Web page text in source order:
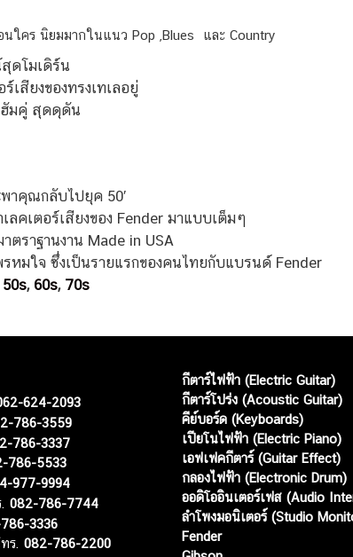
นใคร นิยมมากในแนว Pop ,Blues และ Country
ดโมเดิร์น
เสียงของทรงเทเลอยู่
ฮัมคู่ สุดดุดัน
าคุณกลับไปยุค 50′
ลคเตอร์เสียงของ Fender มาแบบเต็มๆ
ตราฐานงาน Made in USA
หมใจ ซึ่งเป็นรายแรกของคนไทยกับแบรนด์ Fender
50s, 60s, 70s
624-2093
786-3559
786-3337
786-5533
977-9994
.082-786-7744
3336
ทร.082-786-2200
กีตาร์ไฟฟ้า (Electric Guitar)
กีตาร์โปร่ง (Acoustic Guitar)
คีย์บอร์ด (Keyboards)
เปียโนไฟฟ้า (Electric Piano)
เอฟเฟคกีตาร์ (Guitar Effect)
กลองไฟฟ้า (Electronic Drum)
ออดิโออินเตอร์เฟส (Audio
ลำโพงมอนิเตอร์ (Studio
Fender